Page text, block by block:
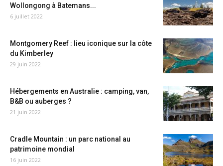
Wollongong à Batemans...
6 juillet 2022
Montgomery Reef : lieu iconique sur la côte
du Kimberley
29 juin 2022
Hébergements en Australie : camping, van,
B&B ou auberges ?
21 juin 2022
Cradle Mountain : un parc national au
patrimoine mondial
16 juin 2022